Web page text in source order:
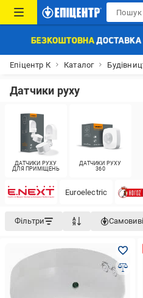
Епіцентр К Каталог
Датчики руху
ДАТЧИКИ РУХУ
ДЛЯ ПРИМІЩЕНЬ
ДАТЧИКИ РУХУ
360
Euroelectric
Фільтри